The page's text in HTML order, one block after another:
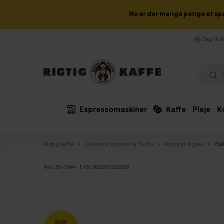
Nu er der mange penge at
Dag til
Espressomaskiner Kaffe Pleje
Rigtig Kaffe Outdoor, Kopper & To Go Kopper & glas
Ref: 39-0544 - EAN: 8002617022699
Spar